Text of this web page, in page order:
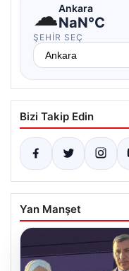
☁Ankara
NaN°C
ŞEHIR SEÇ
Bizi Takip Edin
Yan Manşet